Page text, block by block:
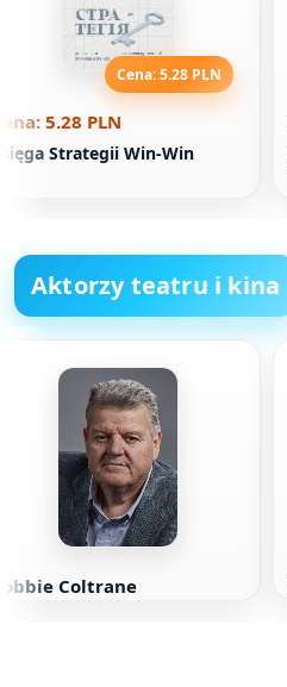
Cena: 5.28 PLN
5.28 PLN
Strategii Win-Win
Aktorzy teatru i kina
Coltrane